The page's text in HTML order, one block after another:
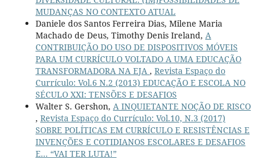
MUDANÇAS NO CONTEXTO ATUAL
Daniele dos Santos Ferreira Dias, Milene Maria
Machado de Deus, Timothy Denis Ireland, A
CONTRIBUIÇÃO DO USO DE DISPOSITIVOS MÓVEIS
PARA UM CURRÍCULO VOLTADO A UMA EDUCAÇÃO
TRANSFORMADORA NA EJA , Revista Espaço do
Currículo: Vol.6 N.2 (2013) EDUCAÇÃO E ESCOLA NO
SÉCULO XXI: TENSÕES E DESAFIOS
Walter S. Gershon, A INQUIETANTE NOÇÃO DE RISCO
, Revista Espaço do Currículo: Vol.10, N.3 (2017)
SOBRE POLÍTICAS EM CURRÍCULO E RESISTÊNCIAS E
INVENÇÕES E COTIDIANOS ESCOLARES E DESAFIOS
E... “VAI TER LUTA!”